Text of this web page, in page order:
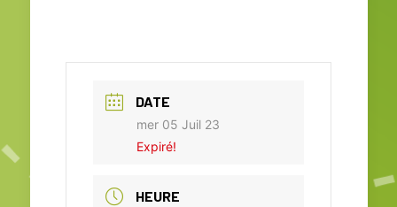
DATE
mer 05 Juil 23
Expiré!
HEURE